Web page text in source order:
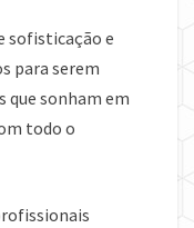
sofisticação e
para serem
que sonham em
todo o